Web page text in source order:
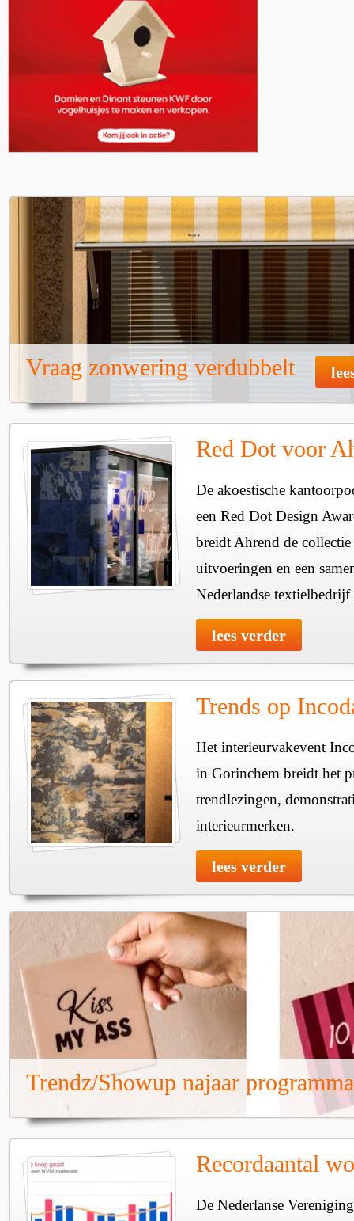
Vraag zonwering verdubbelt
Red Dot voor
De akoestische
een Red Dot Design
breidt Ahrend de
uitvoeringen en een
Nederlandse
lees verder
Trends op
Het interieurvakevent
in Gorinchem breidt het
trendlezingen,
interieurmerken.
lees verder
Trendz/Showup najaar programma
Recordaantal
De Nederlanse